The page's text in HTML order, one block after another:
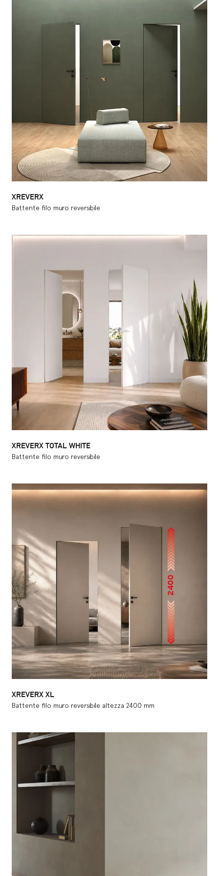
della praticità e della linearità, dando però spazio alla
creatività per merito dell’elevata possibilità di
personalizzazione. Infatti è possibile decorare la porta
con qualsiasi colorazione o con la carta da parati, così
da ricreare ambienti che rispecchiano perfettamente
il tuo gusto personale per farti sentire a tuo agio
all’interno di uno spazio confortevole e accogliente. La
scelta di una porta a battente è sicuramente una scelta
sicura e sempre di classe, l’assenza di stipiti e coprifili
non fa altro che rendere la porta più lineare e pulita,
perfetta per integrarsi con la parete che la ospita,
regala un senso di uniformità alla tua casa.
XREVERX
Battente filo muro reversibile
XREVERX TOTAL WHITE
Battente filo muro reversibile
XREVERX XL
Battente filo muro reversibile altezza 2400 mm